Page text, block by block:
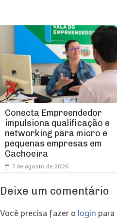
Conecta Empreendedor
impulsiona qualificação e
networking para micro e
pequenas empresas em
Cachoeira
7 de agosto de 2026
Deixe um comentário
Você precisa fazer o login